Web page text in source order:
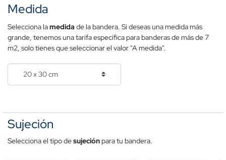
Medida
Selecciona lamedida de la bandera. Si deseas una medida más
grande, tenemos una tarifa específica para banderas de más de 7
m2, solo tienes que seleccionar el valor "A medida".
Sujeción
Selecciona el tipo desujeciónpara tu bandera.